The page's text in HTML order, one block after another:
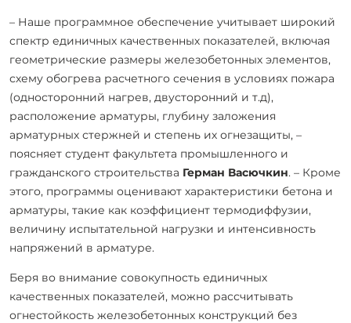
– Наше программное обеспечение учитывает широкий
спектр единичных качественных показателей, включая
геометрические размеры железобетонных элементов,
схему обогрева расчетного сечения в условиях пожара
(односторонний нагрев, двусторонний и т.д),
расположение арматуры, глубину заложения
арматурных стержней и степень их огнезащиты, –
поясняет студент факультета промышленного и
гражданского строительства Герман Васючкин. – Кроме
этого, программы оценивают характеристики бетона и
арматуры, такие как коэффициент термодиффузии,
величину испытательной нагрузки и интенсивность
напряжений в арматуре.
Беря во внимание совокупность единичных
качественных показателей, можно рассчитывать
огнестойкость железобетонных конструкций без